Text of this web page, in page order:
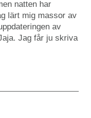
natten har
lärt mig massor av
av
Jag får ju skriva